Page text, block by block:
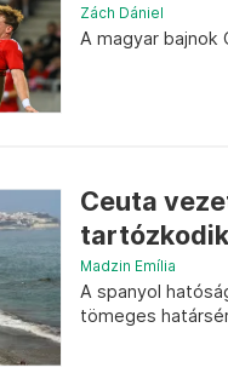
Zách Dániel
A magyar bajnok
Ceuta
Madzin Emília
A spanyol
tömeges